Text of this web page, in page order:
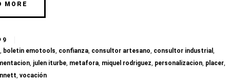
MORE
9
, boletin emotools, confianza, consultor artesano, consultor industrial,
, julen iturbe, metafora, miquel rodriguez, personalizacion, placer,
,vocación